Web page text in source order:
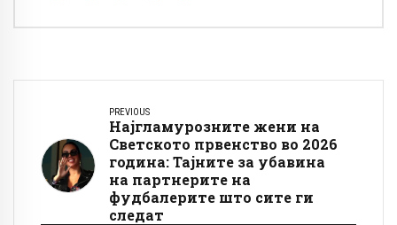
PREVIOUS
Најгламурозните жени на
Светското првенство во 2026
година: Тајните за убавина
на партнерите на
фудбалерите што сите ги
следат